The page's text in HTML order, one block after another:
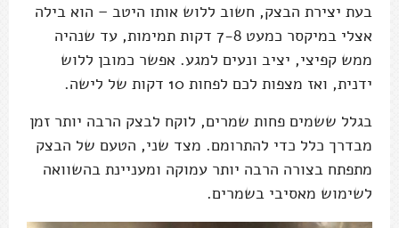
בעת יצירת הבצק, חשוב ללוש אותו היטב – הוא בילה
אצלי במיקסר כמעט 7-8 דקות תמימות, עד שנהיה
ממש קפיצי, יציב ונעים למגע. אפשר כמובן ללוש
ידנית, ואז מצפות לכם לפחות 10 דקות של לישה.
בגלל ששמים פחות שמרים, לוקח לבצק הרבה יותר זמן
מבדרך כלל כדי להתרומם. מצד שני, הטעם של הבצק
מתפתח בצורה הרבה יותר עמוקה ומעניינת בהשוואה
לשימוש מאסיבי בשמרים.